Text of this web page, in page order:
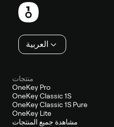
العربية
منتجات
OneKey Pro
OneKey Classic 1S
OneKey Classic 1S Pure
OneKey Lite
مشاهدة جميع المنتجات